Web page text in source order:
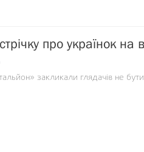
про українок на
закликали глядачів не